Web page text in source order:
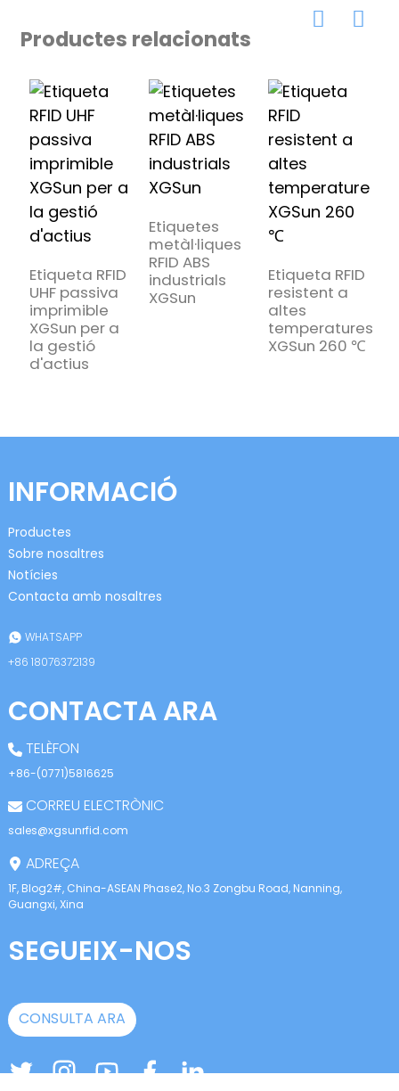
Productes relacionats
Etiqueta RFID
UHF passiva
imprimible
XGSun per a
la gestió
d'actius
Etiquetes
metàl·liques
RFID ABS
industrials
XGSun
Etiqueta RFID
resistent a
altes
temperatures
XGSun 260 ℃
INFORMACIÓ
Productes
Sobre nosaltres
Notícies
Contacta amb nosaltres
WHATSAPP
+86 18076372139
CONTACTA ARA
TELÈFON
+86-(0771)5816625
CORREU ELECTRÒNIC
sales@xgsunrfid.com
ADREÇA
1F, Blog2#, China-ASEAN Phase2, No.3 Zongbu Road, Nanning,
Guangxi, Xina
SEGUEIX-NOS
CONSULTA ARA